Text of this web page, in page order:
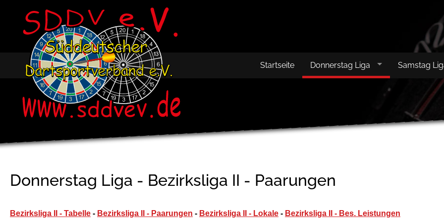
Startseite Donnerstag Liga Samstag
Donnerstag Liga - Bezirksliga II - Paarungen
Bezirksliga II - Tabelle - Bezirksliga II - Paarungen - Bezirksliga II - Lokale - Bezirksliga II - Bes. Leistungen